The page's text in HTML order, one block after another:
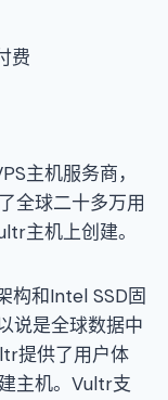
费
机服务商，
全球二十多万用
主机上创建。
和Intel SSD固
说是全球数据中
提供了用户体
主机。Vultr支